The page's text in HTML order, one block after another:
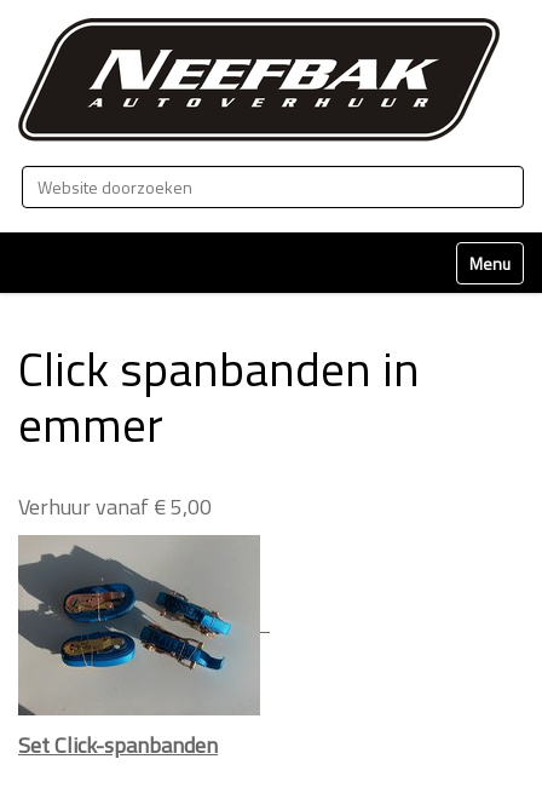
Zoek
Klap
Click spanbanden in
emmer
Verhuur vanaf € 5,00
Set Click-spanbanden